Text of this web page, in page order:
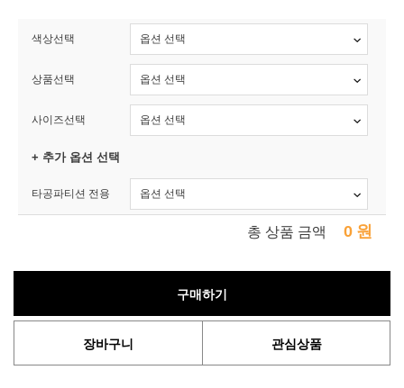
색상선택
상품선택
사이즈선택
+ 추가 옵션 선택
타공파티션 전용
총 상품 금액 0 원
구매하기
장바구니 관심상품